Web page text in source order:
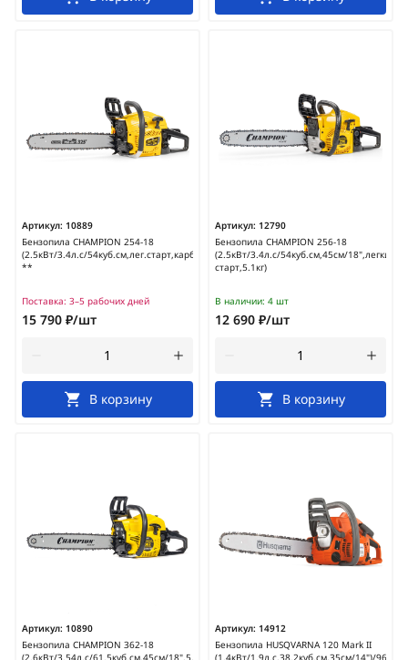
Артикул: 10889
Бензопила CHAMPION 254-18
(2.5кВт/3.4л.с/54куб.см,лег.старт,карбюраторWalbro,5.1кг)
**
Поставка: 3–5 рабочих дней
15 790 ₽/шт
В корзину
Артикул: 12790
Бензопила CHAMPION 256-18
(2.5кВт/3.4л.с/54куб.см,45см/18",легкий
старт,5.1кг)
В наличии: 4 шт
12 690 ₽/шт
В корзину
Артикул: 10890
Бензопила CHAMPION 362-18
(2.6кВт/3.54л.с/61.5куб.см,45см/18",5.2кг)
Артикул: 14912
Бензопила HUSQVARNA 120 Mark II
(1.4кВт/1.9л.с,38.2куб.см,35см/14")/